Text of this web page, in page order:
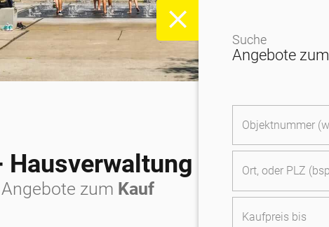
GmbH &
Angebote zum Kauf
Suche
Angebote zum